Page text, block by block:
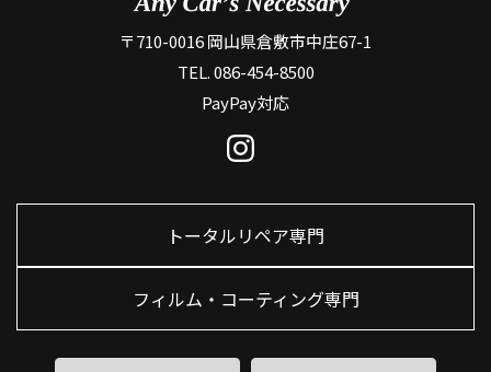
〒710-0016 岡山県倉敷市中庄67-1
TEL. 086-454-8500
PayPay対応
トータルリペア専門
フィルム・コーティング専門